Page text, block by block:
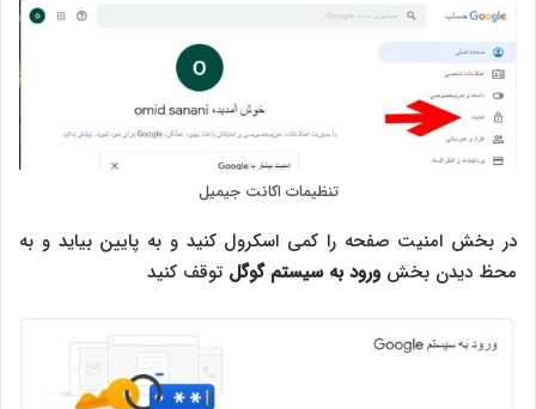
تنظیمات اکانت جیمیل
در بخش امنیت صفحه را کمی اسکرول کنید و به پایین بیاید و به
محظ دیدن بخش ورود به سیستم گوگل توقف کنید